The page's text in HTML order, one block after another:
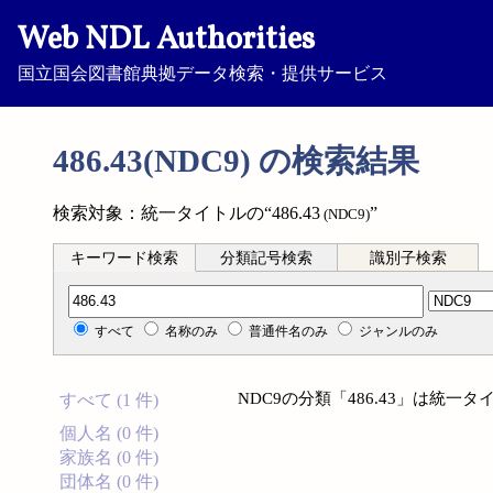
Web NDL Authorities
国立国会図書館典拠データ検索・提供サービス
486.43(NDC9) の検索結果
検索対象：統一タイトルの“486.43 (NDC9)”
キーワード検索 分類記号検索 識別子検索
分類記号検索
すべて 名称のみ 普通件名のみ ジャンルのみ
すべて (1 件)
個人名 (0 件)
家族名 (0 件)
団体名 (0 件)
NDC9の分類「486.43」は統一タ